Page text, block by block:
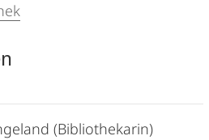
(Bibliothekarin)